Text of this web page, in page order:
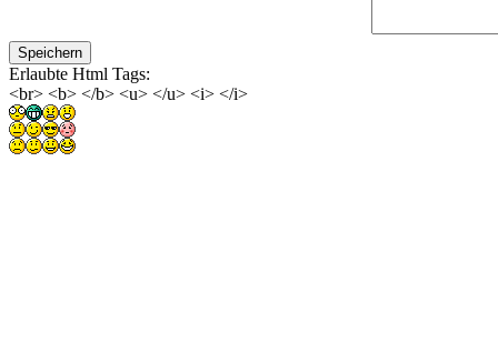
Erlaubte Html Tags:
<br> <b> </b> <u> </u> <i> </i>